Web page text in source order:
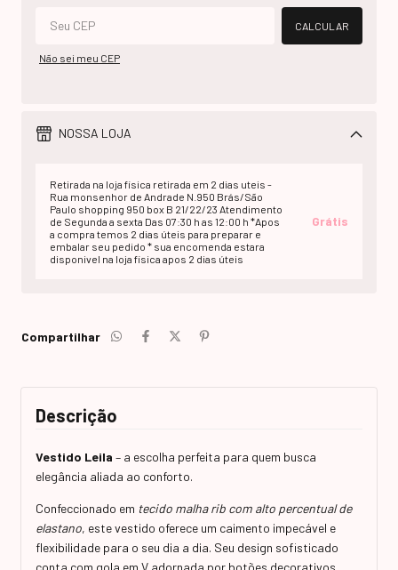
CALCULAR
Não sei meu CEP
NOSSA LOJA
Retirada na loja fisica retirada em 2 dias uteis -
Rua monsenhor de Andrade N.950 Brás/São
Paulo shopping 950 box B 21/22/23 Atendimento
de Segunda a sexta Das 07:30 h as 12:00 h *Apos
a compra temos 2 dias úteis para preparar e
embalar seu pedido * sua encomenda estara
disponivel na loja fisica apos 2 dias úteis
Grátis
Compartilhar
Descrição
Vestido Leila – a escolha perfeita para quem busca
elegância aliada ao conforto.
Confeccionado em tecido malha rib com alto percentual de
elastano, este vestido oferece um caimento impecável e
flexibilidade para o seu dia a dia. Seu design sofisticado
conta com gola em V adornada por botões decorativos,